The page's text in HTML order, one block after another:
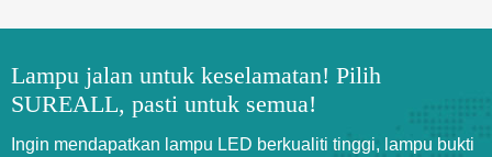
Lampu jalan untuk keselamatan! Pilih
SUREALL, pasti untuk semua!
Ingin mendapatkan lampu LED berkualiti tinggi, lampu bukti